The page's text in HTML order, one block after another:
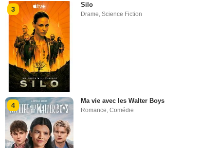
3
Silo
Drame,Science Fiction
4
Ma vie avec les Walter Boys
Romance,Comédie